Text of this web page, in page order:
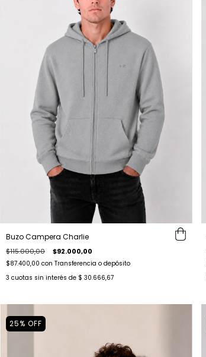
Buzo Campera Charlie
$115.000,00 $92.000,00
$87.400,00 con Transferencia o depósito
3 cuotas sin interés de $ 30.666,67
25% OFF